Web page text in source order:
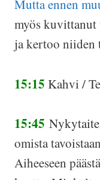
Mutta ennen
myös
ja kertoo niiden
15:15 Kahvi /
15:45
omista
Aiheeseen